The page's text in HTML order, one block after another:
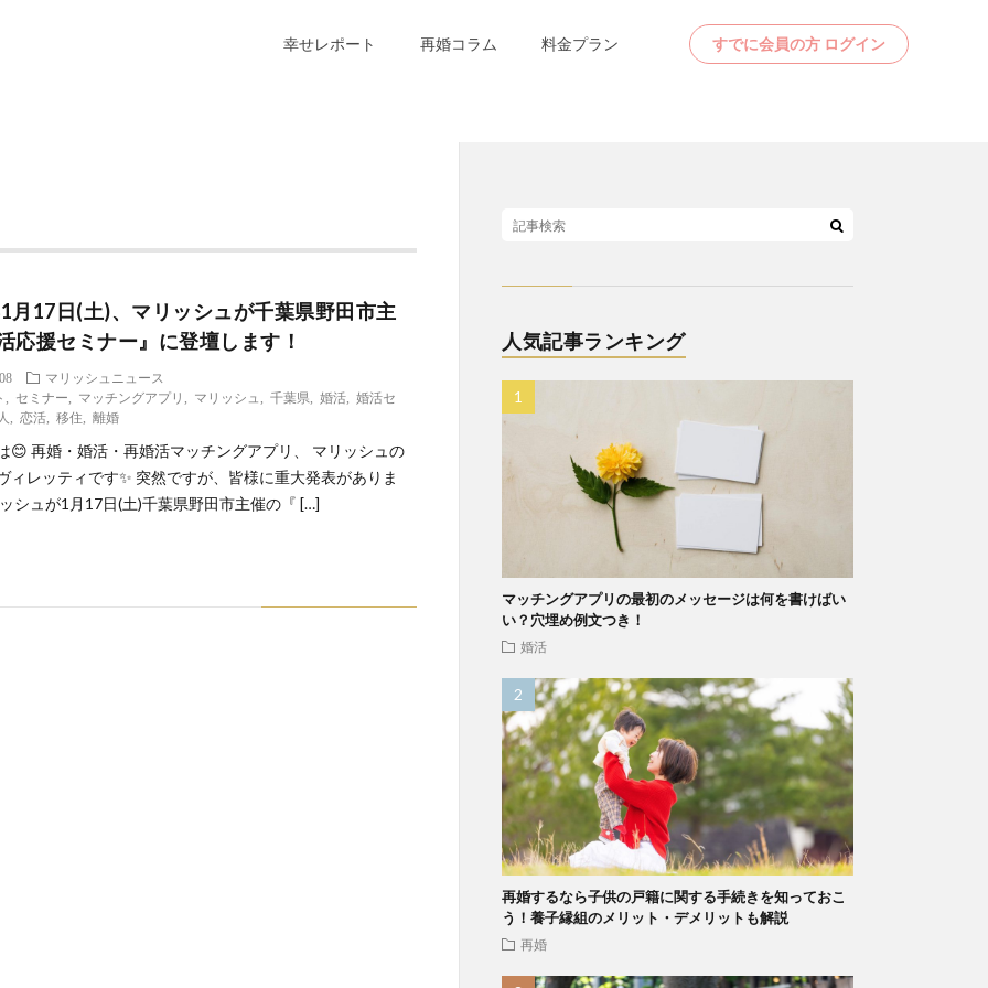
幸せレポート 再婚コラム 料金プラン すでに会員の方 ログイン
月17日(土)、マリッシュが千葉県野田市主
応援セミナー』に登壇します！
マリッシュニュース
セミナー マッチングアプリ マリッシュ ,千葉県 ,婚活 ,婚活セ
,恋活 ,移住 ,離婚
😊 再婚・婚活・再婚活マッチングアプリ、 マリッシュの
ィレッティです✨ 突然ですが、皆様に重大発表がありま
シュが1月17日(土)千葉県野田市主催の『 […]
人気記事ランキング
マッチングアプリの最初のメッセージは何を書けばい
い？穴埋め例文つき！
婚活
再婚するなら子供の戸籍に関する手続きを知っておこ
う！養子縁組のメリット・デメリットも解説
再婚